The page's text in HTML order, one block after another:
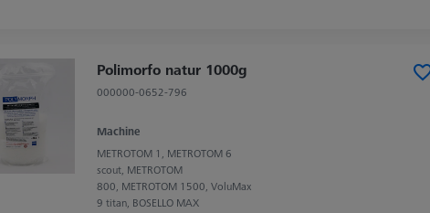
Polimorfo natur 1000g
000000-0652-796
Machine
METROTOM 1, METROTOM 6
scout, METROTOM
800, METROTOM 1500, VoluMax
9 titan, BOSELLO MAX